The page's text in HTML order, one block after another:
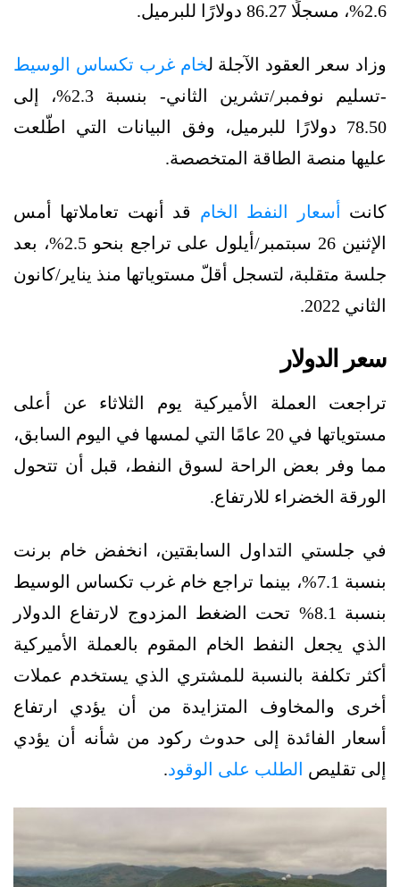
2.6%، مسجلًا 86.27 دولارًا للبرميل.
وزاد سعر العقود الآجلة لخام غرب تكساس الوسيط
-تسليم نوفمبر/تشرين الثاني- بنسبة 2.3%، إلى
78.50 دولارًا للبرميل، وفق البيانات التي اطّلعت
عليها منصة الطاقة المتخصصة.
كانت أسعار النفط الخام قد أنهت تعاملاتها أمس
الإثنين 26 سبتمبر/أيلول على تراجع بنحو 2.5%، بعد
جلسة متقلبة، لتسجل أقلّ مستوياتها منذ يناير/كانون
الثاني 2022.
سعر الدولار
تراجعت العملة الأميركية يوم الثلاثاء عن أعلى
مستوياتها في 20 عامًا التي لمسها في اليوم السابق،
مما وفر بعض الراحة لسوق النفط، قبل أن تتحول
الورقة الخضراء للارتفاع.
في جلستي التداول السابقتين، انخفض خام برنت
بنسبة 7.1%، بينما تراجع خام غرب تكساس الوسيط
بنسبة 8.1% تحت الضغط المزدوج لارتفاع الدولار
الذي يجعل النفط الخام المقوم بالعملة الأميركية
أكثر تكلفة بالنسبة للمشتري الذي يستخدم عملات
أخرى والمخاوف المتزايدة من أن يؤدي ارتفاع
أسعار الفائدة إلى حدوث ركود من شأنه أن يؤدي
إلى تقليص الطلب على الوقود.